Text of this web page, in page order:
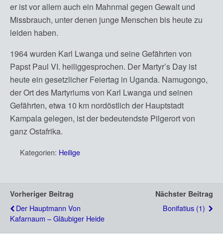
er ist vor allem auch ein Mahnmal gegen Gewalt und
Missbrauch, unter denen junge Menschen bis heute zu
leiden haben.
1964 wurden Karl Lwanga und seine Gefährten von
Papst Paul VI. heiliggesprochen. Der Martyr’s Day ist
heute ein gesetzlicher Feiertag in Uganda. Namugongo,
der Ort des Martyriums von Karl Lwanga und seinen
Gefährten, etwa 10 km nordöstlich der Hauptstadt
Kampala gelegen, ist der bedeutendste Pilgerort von
ganz Ostafrika.
Kategorien: Heilige
Vorheriger Beitrag
Der Hauptmann Von
Kafarnaum – Gläubiger Heide
Nächster Beitrag
Bonifatius (1)